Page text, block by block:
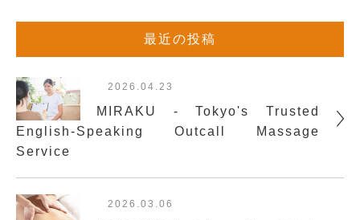
最近の投稿
2026.04.23
MIRAKU - Tokyo's Trusted
English-Speaking Outcall Massage
Service
2026.03.06